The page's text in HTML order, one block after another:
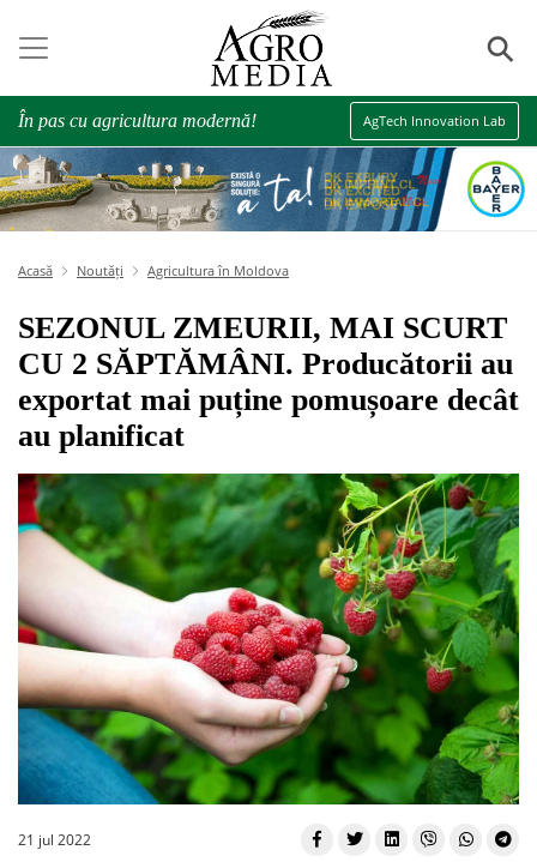
⚲
În pas cu agricultura modernă! AgTech Innovation Lab
Acasă Noutăți Agricultura în Moldova
SEZONUL ZMEURII, MAI SCURT
CU 2 SĂPTĂMÂNI. Producătorii au
exportat mai puține pomușoare decât
au planificat
21 jul 2022